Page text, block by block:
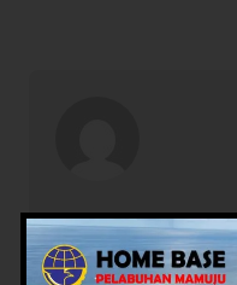
Potret Rakyat